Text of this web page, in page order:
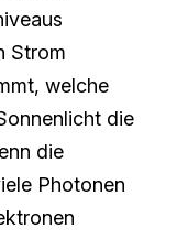
Strom
welche
die
die
Photonen